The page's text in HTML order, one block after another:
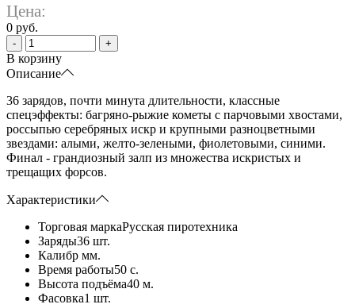
Цена:
0 руб.
- +
В корзину
Описание
36 зарядов, почти минута длительности, классные
спецэффекты: багряно-рыжие кометы с парчовыми хвостами,
россыпью серебряных искр и крупными разноцветными
звездами: алыми, желто-зелеными, фиолетовыми, синими.
Финал - грандиозный залп из множества искристых и
трещащих форсов.
Характеристики
Торговая маркаРусская пиротехника
Заряды36 шт.
Калибр мм.
Время работы50 с.
Высота подъёма40 м.
Фасовка1 шт.